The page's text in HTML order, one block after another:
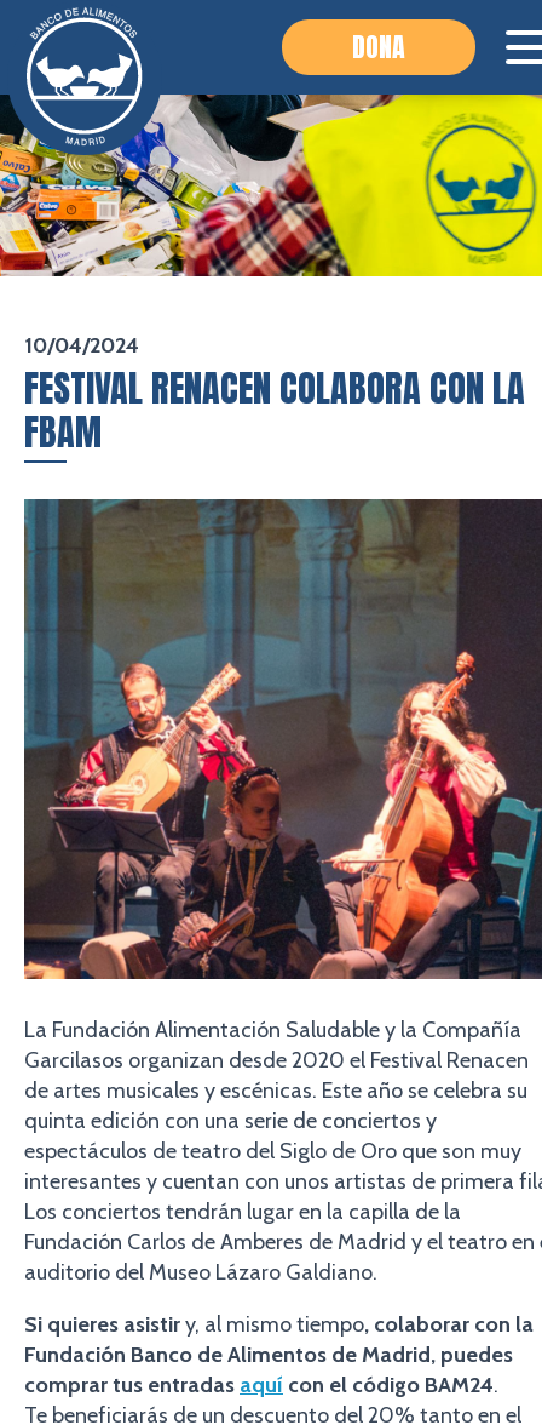
DONA
10/04/2024
FESTIVAL RENACEN COLABORA CON LA
FBAM
La Fundación Alimentación Saludable y la Compañía
Garcilasos organizan desde 2020 el Festival Renacen
de artes musicales y escénicas. Este año se celebra su
quinta edición con una serie de conciertos y
espectáculos de teatro del Siglo de Oro que son muy
interesantes y cuentan con unos artistas de primera
Los conciertos tendrán lugar en la capilla de la
Fundación Carlos de Amberes de Madrid y el teatro en
auditorio del Museo Lázaro Galdiano.
Si quieres asistiry, al mismo tiempo, colaborar con la
Fundación Banco de Alimentos de Madrid, puedes
comprar tus entradas aquí con el código BAM24.
Te beneficiarás de un descuento del 20% tanto en el